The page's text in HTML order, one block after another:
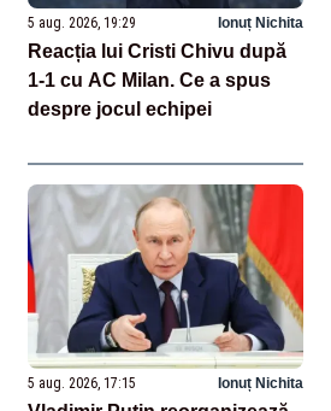
5 aug. 2026, 19:29 Ionuț Nichita
Reacția lui Cristi Chivu după
1-1 cu AC Milan. Ce a spus
despre jocul echipei
5 aug. 2026, 17:15 Ionuț Nichita